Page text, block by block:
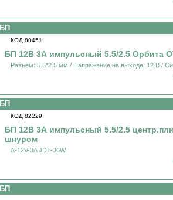
БП
КОД 80451
БП 12В 3А импульсный 5.5/2.5 Орбита
Разъём: 5.5*2.5 мм / Напряжение на выходе: 12 В /
БП
КОД 82229
БП 12В 3А импульсный 5.5/2.5
шнуром
A-12V-3A JDT-36W
БП